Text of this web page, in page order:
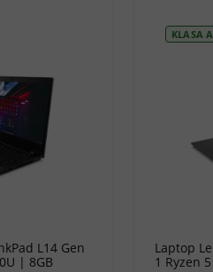
L14 Gen
| 8GB
Laptop
1 Ryzen
KLASA A